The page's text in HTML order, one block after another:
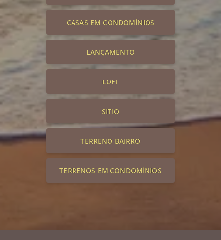
CASAS EM CONDOMÍNIOS
LANÇAMENTO
LOFT
SITIO
TERRENO BAIRRO
TERRENOS EM CONDOMÍNIOS